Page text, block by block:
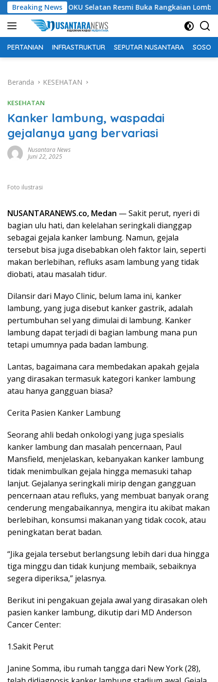
Langsung
ke
konten
Breaking News
OKU Selatan Resmi Buka Rangkaian Lomba Peringatan
PERTANIAN INFRASTRUKTUR SEPUTAR NUSANTARA SOSOK
Beranda KESEHATAN
KESEHATAN
Kanker lambung, waspadai
gejalanya yang bervariasi
Nusantara News
Juni 22, 2025
Foto ilustrasi
NUSANTARANEWS.co, Medan — Sakit perut, nyeri di
bagian ulu hati, dan kelelahan seringkali dianggap
sebagai gejala kanker lambung. Namun, gejala
tersebut bisa juga disebabkan oleh faktor lain, seperti
makan berlebihan, refluks asam lambung yang tidak
diobati, atau masalah tidur.
Dilansir dari Mayo Clinic, belum lama ini, kanker
lambung, yang juga disebut kanker gastrik, adalah
pertumbuhan sel yang dimulai di lambung. Kanker
lambung dapat terjadi di bagian lambung mana pun
tetapi umumnya pada badan lambung.
Lantas, bagaimana cara membedakan apakah gejala
yang dirasakan termasuk kategori kanker lambung
atau hanya gangguan biasa?
Cerita Pasien Kanker Lambung
Seorang ahli bedah onkologi yang juga spesialis
kanker lambung dan masalah pencernaan, Paul
Mansfield, menjelaskan, kebanyakan kanker lambung
tidak menimbulkan gejala hingga memasuki tahap
lanjut. Gejalanya seringkali mirip dengan gangguan
pencernaan atau refluks, yang membuat banyak orang
cenderung mengabaikannya, mengira itu akibat makan
berlebihan, konsumsi makanan yang tidak cocok, atau
peningkatan berat badan.
“Jika gejala tersebut berlangsung lebih dari dua hingga
tiga minggu dan tidak kunjung membaik, sebaiknya
segera diperiksa,” jelasnya.
Berikut ini pengakuan gejala awal yang dirasakan oleh
pasien kanker lambung, dikutip dari MD Anderson
Cancer Center:
1.Sakit Perut
Janine Somma, ibu rumah tangga dari New York (28),